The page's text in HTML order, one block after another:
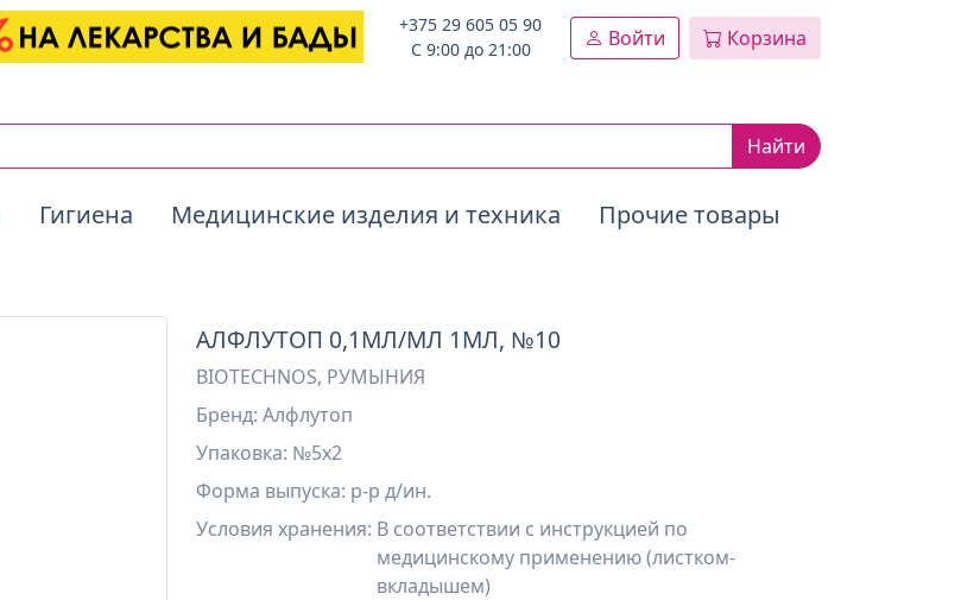
+375 29 605 05 90
C 9:00 до 21:00
Войти Корзина
Найти
Гигиена Медицинские изделия и техника Прочие товары
АЛФЛУТОП 0,1МЛ/МЛ 1МЛ, №10
BIOTECHNOS, РУМЫНИЯ
Бренд: Алфлутоп
Упаковка: №5х2
Форма выпуска: р-р д/ин.
Условия хранения: В соответствии с инструкцией по
медицинскому применению (листком-
вкладышем)